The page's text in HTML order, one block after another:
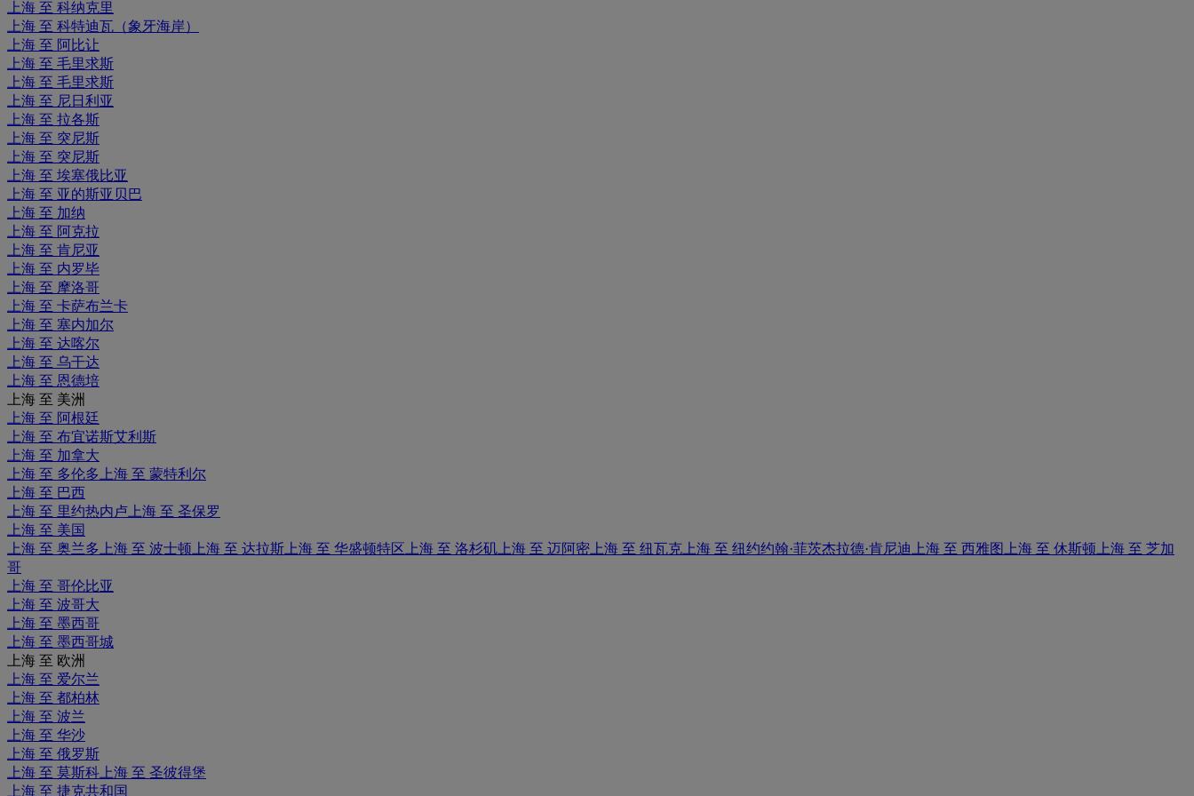
上海 至 科纳克里
上海 至 科特迪瓦（象牙海岸）
上海 至 阿比让
上海 至 毛里求斯
上海 至 毛里求斯
上海 至 尼日利亚
上海 至 拉各斯
上海 至 突尼斯
上海 至 突尼斯
上海 至 埃塞俄比亚
上海 至 亚的斯亚贝巴
上海 至 加纳
上海 至 阿克拉
上海 至 肯尼亚
上海 至 内罗毕
上海 至 摩洛哥
上海 至 卡萨布兰卡
上海 至 塞内加尔
上海 至 达喀尔
上海 至 乌干达
上海 至 恩德培
上海 至 美洲
上海 至 阿根廷
上海 至 布宜诺斯艾利斯
上海 至 加拿大
上海 至 多伦多 上海 至 蒙特利尔
上海 至 巴西
上海 至 里约热内卢 上海 至 圣保罗
上海 至 美国
上海 至 奥兰多 上海 至 波士顿 上海 至 达拉斯 上海 至 华盛顿特区 上海 至 洛杉矶 上海 至 迈阿密 上海 至 纽瓦克 上海 至 纽约约翰·菲茨杰拉德·肯尼迪 上海 至 西雅图 上海 至 休斯顿 上海 至 芝加
哥
上海 至 哥伦比亚
上海 至 波哥大
上海 至 墨西哥
上海 至 墨西哥城
上海 至 欧洲
上海 至 爱尔兰
上海 至 都柏林
上海 至 波兰
上海 至 华沙
上海 至 俄罗斯
上海 至 莫斯科 上海 至 圣彼得堡
上海 至 捷克共和国